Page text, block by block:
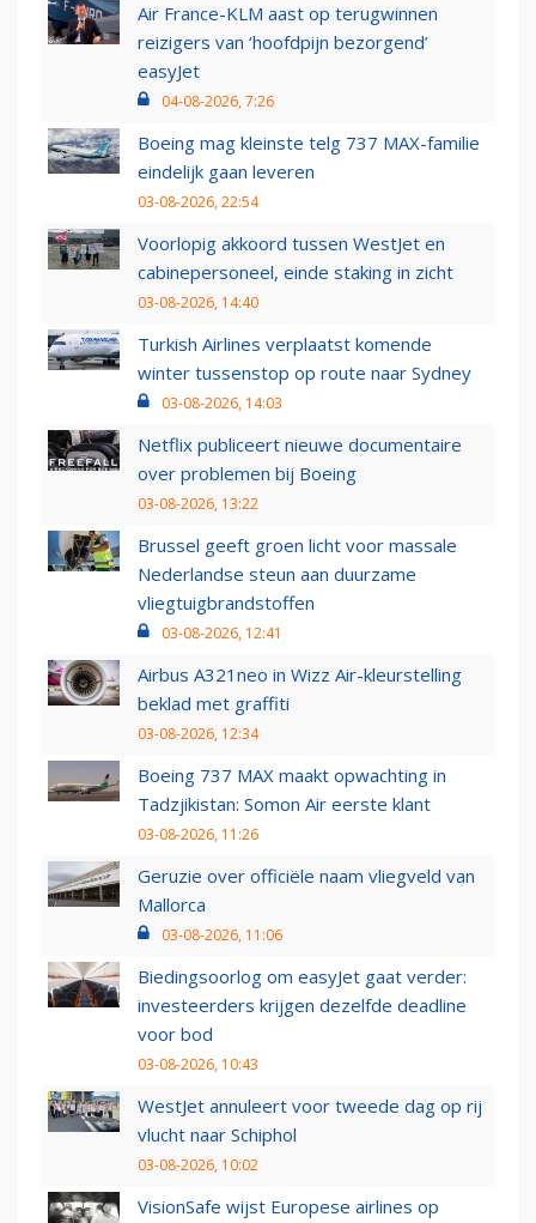
Air France-KLM aast op terugwinnen
reizigers van ‘hoofdpijn bezorgend’
easyJet
04-08-2026, 7:26
Boeing mag kleinste telg 737 MAX-familie
eindelijk gaan leveren
03-08-2026, 22:54
Voorlopig akkoord tussen WestJet en
cabinepersoneel, einde staking in zicht
03-08-2026, 14:40
Turkish Airlines verplaatst komende
winter tussenstop op route naar Sydney
03-08-2026, 14:03
Netflix publiceert nieuwe documentaire
over problemen bij Boeing
03-08-2026, 13:22
Brussel geeft groen licht voor massale
Nederlandse steun aan duurzame
vliegtuigbrandstoffen
03-08-2026, 12:41
Airbus A321neo in Wizz Air-kleurstelling
beklad met graffiti
03-08-2026, 12:34
Boeing 737 MAX maakt opwachting in
Tadzjikistan: Somon Air eerste klant
03-08-2026, 11:26
Geruzie over officiële naam vliegveld van
Mallorca
03-08-2026, 11:06
Biedingsoorlog om easyJet gaat verder:
investeerders krijgen dezelfde deadline
voor bod
03-08-2026, 10:43
WestJet annuleert voor tweede dag op rij
vlucht naar Schiphol
03-08-2026, 10:02
VisionSafe wijst Europese airlines op